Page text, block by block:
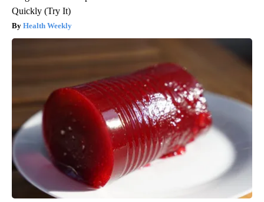
Quickly (Try It)
Health Weekly